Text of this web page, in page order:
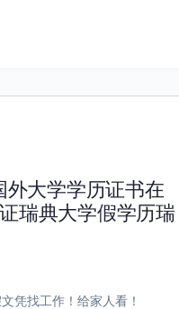
外大学学历证书在
瑞典大学假学历瑞
凭找工作！给家人看！